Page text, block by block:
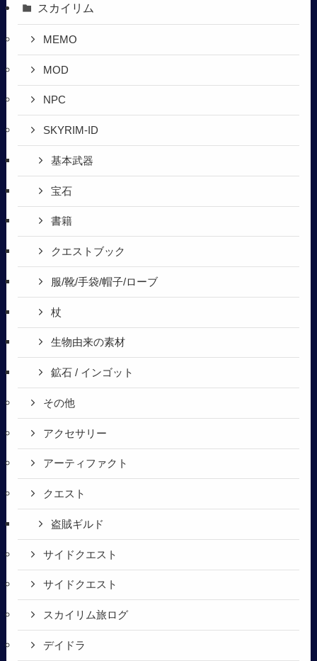
スカイリム
MEMO
MOD
NPC
SKYRIM-ID
基本武器
宝石
書籍
クエストブック
服/靴/手袋/帽子/ローブ
杖
生物由来の素材
鉱石 / インゴット
その他
アクセサリー
アーティファクト
クエスト
盗賊ギルド
サイドクエスト
サイドクエスト
スカイリム旅ログ
デイドラ